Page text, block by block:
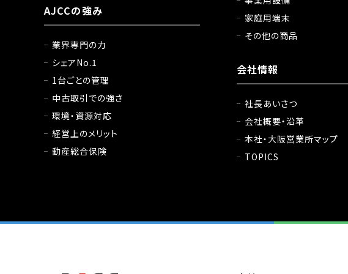
AJCCの強み
業界専門の力
シェアNo.1
1台ごとの管理
中古取引での強さ
環境・資源対応
経営上のメリット
動産総合保険
家庭用端末
その他の商品
会社情報
社長あいさつ
会社概要・沿革
本社・大阪営業所マップ
TOPICS